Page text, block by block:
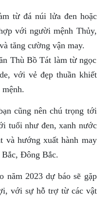
từ đá núi lửa đen hoặc
với người mệnh Thủy,
tăng cường vận may.
Thù Bồ Tát làm từ ngọc
với vẻ đẹp thuần khiết
cũng nên chú trọng tới
tuổi như đen, xanh nước
và hướng xuất hành may
Đông Bắc.
năm 2023 dự báo sẽ gặp
với sự hỗ trợ từ các vật